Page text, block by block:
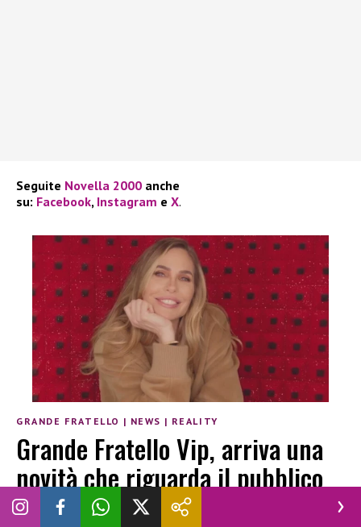
Seguite Novella 2000 anche
su: Facebook, Instagram e X.
GRANDE FRATELLO | NEWS | REALITY
Grande Fratello Vip, arriva una
novità che riguarda il pubblico
VINCENZO CHIANESE 10 MARZO 2026